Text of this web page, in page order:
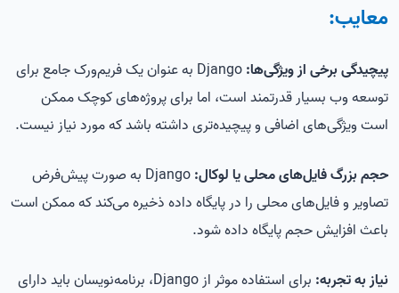
معایب:
پیچیدگی برخی از ویژگی‌ها:
Django به عنوان یک فریم‌ورک جامع برای
توسعه وب بسیار قدرتمند است، اما برای پروژه‌های کوچک ممکن
است ویژگی‌های اضافی و پیچیده‌تری داشته باشد که مورد نیاز نیست.
حجم بزرگ فایل‌های محلی یا لوکال:
Django به صورت پیش‌فرض
تصاویر و فایل‌های محلی را در پایگاه داده ذخیره می‌کند که ممکن است
باعث افزایش حجم پایگاه داده شود.
نیاز به تجربه:
برای استفاده موثر از Django، برنامه‌نویسان باید دارای